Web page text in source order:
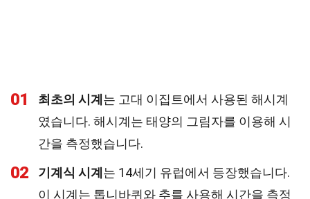
01 최초의 시계 는 고대 이집트에서 사용된 해시계
였습니다. 해시계는 태양의 그림자를 이용해 시
간을 측정했습니다.
02 기계식 시계 는 14세기 유럽에서 등장했습니다.
이 시계는 톱니바퀴와 추를 사용해 시간을 측정